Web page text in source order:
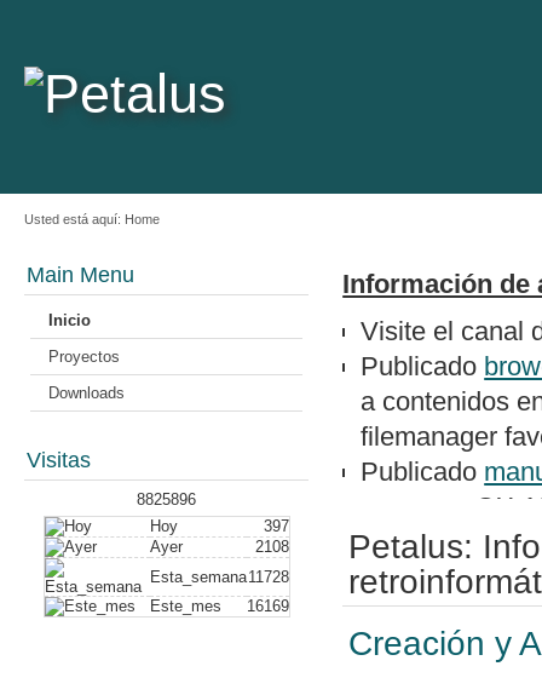
Usted está aquí: Home
Main Menu
Inicio
Proyectos
Downloads
Visitas
8825896
Hoy
397
Ayer
2108
Esta_semana11728
Este_mes
16169
Información de
Visite el canal
Publicado
a contenidos
filemanager
Publicado
un epson QX-
Nuevo
plus). Con
vídeo
hack alguno.
Petalus:
Creación y